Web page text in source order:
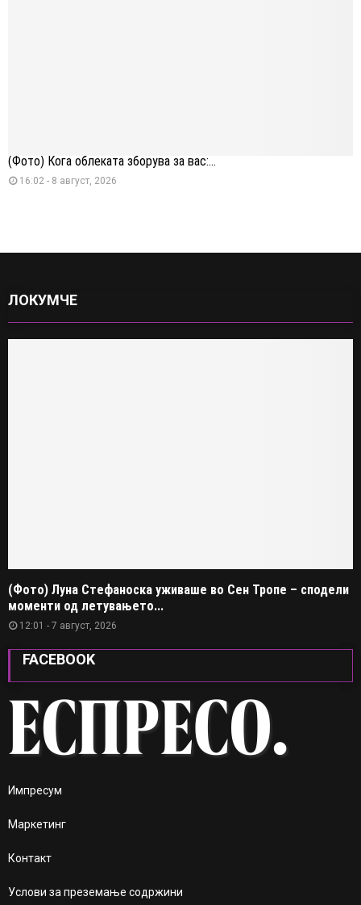
(Фото) Кога облеката зборува за вас:...
16:02 - 8 август, 2026
(Фото) Луна Стефаноска уживаше во Сен Тропе – сподели
моменти од летувањето...